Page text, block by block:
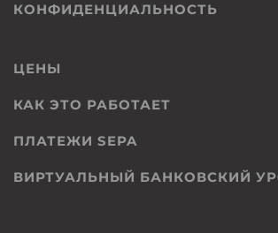
КОНФИДЕНЦИАЛЬНОСТЬ
ЦЕНЫ
КАК ЭТО РАБОТАЕТ
ПЛАТЕЖИ SEPA
ВИРТУАЛЬНЫЙ БАНКОВСКИЙ